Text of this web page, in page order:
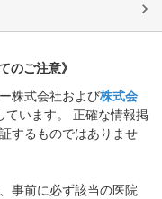
のご注意》
株式会社および株式会
ています。 正確な情報掲
するものではありませ
事前に必ず該当の医院